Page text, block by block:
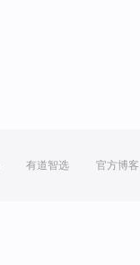
有道智选 官方博客